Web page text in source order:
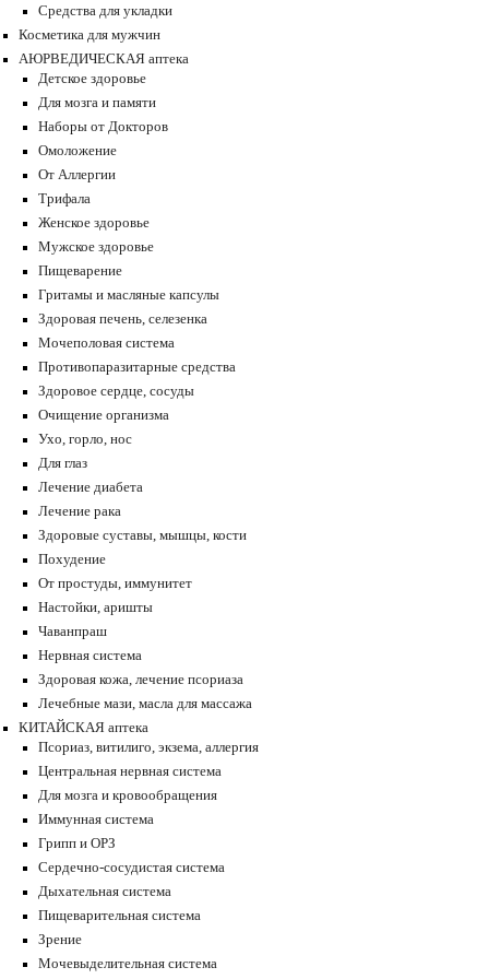
Средства для укладки
Косметика для мужчин
АЮРВЕДИЧЕСКАЯ аптека
Детское здоровье
Для мозга и памяти
Наборы от Докторов
Омоложение
От Аллергии
Трифала
Женское здоровье
Мужское здоровье
Пищеварение
Гритамы и масляные капсулы
Здоровая печень, селезенка
Мочеполовая система
Противопаразитарные средства
Здоровое сердце, сосуды
Очищение организма
Ухо, горло, нос
Для глаз
Лечение диабета
Лечение рака
Здоровые суставы, мышцы, кости
Похудение
От простуды, иммунитет
Настойки, аришты
Чаванпраш
Нервная система
Здоровая кожа, лечение псориаза
Лечебные мази, масла для массажа
КИТАЙСКАЯ аптека
Псориаз, витилиго, экзема, аллергия
Центральная нервная система
Для мозга и кровообращения
Иммунная система
Грипп и ОРЗ
Сердечно-сосудистая система
Дыхательная система
Пищеварительная система
Зрение
Мочевыделительная система